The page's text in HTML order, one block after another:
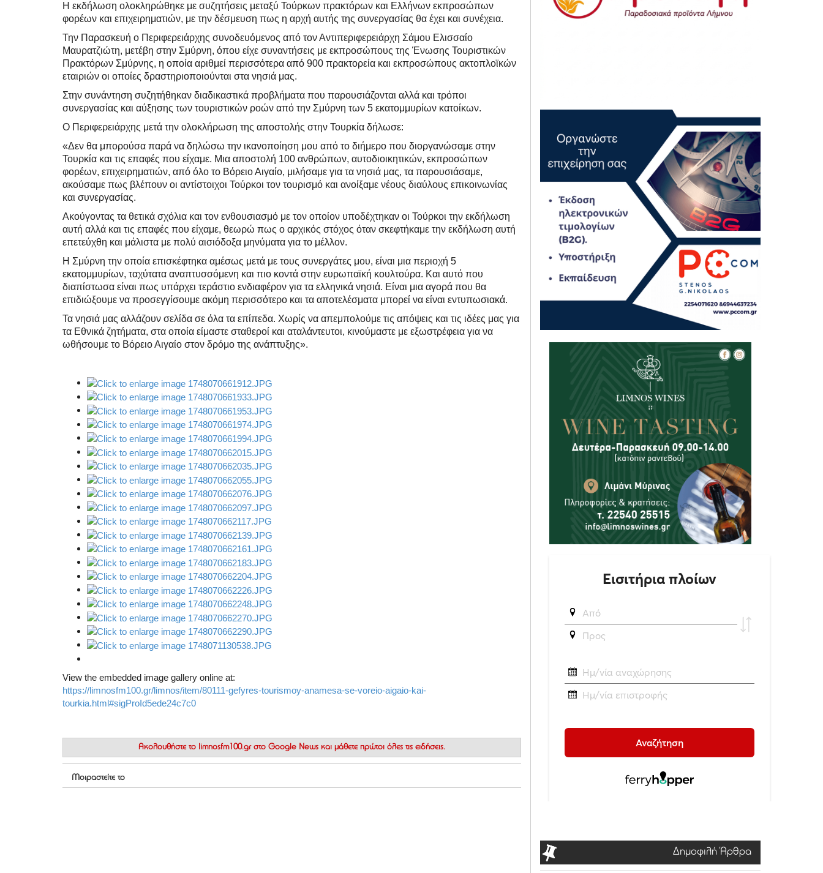
Η εκδήλωση ολοκληρώθηκε με συζητήσεις μεταξύ Τούρκων πρακτόρων και Ελλήνων εκπροσώπων
φορέων και επιχειρηματιών, με την δέσμευση πως η αρχή αυτής της συνεργασίας θα έχει και συνέχεια.
Την Παρασκευή ο Περιφερειάρχης συνοδευόμενος από τον Αντιπεριφερειάρχη Σάμου Ελισσαίο
Μαυρατζιώτη, μετέβη στην Σμύρνη, όπου είχε συναντήσεις με εκπροσώπους της Ένωσης Τουριστικών
Πρακτόρων Σμύρνης, η οποία αριθμεί περισσότερα από 900 πρακτορεία και εκπροσώπους ακτοπλοϊκών
εταιριών οι οποίες δραστηριοποιούνται στα νησιά μας.
Στην συνάντηση συζητήθηκαν διαδικαστικά προβλήματα που παρουσιάζονται αλλά και τρόποι
συνεργασίας και αύξησης των τουριστικών ροών από την Σμύρνη των 5 εκατομμυρίων κατοίκων.
Ο Περιφερειάρχης μετά την ολοκλήρωση της αποστολής στην Τουρκία δήλωσε:
«Δεν θα μπορούσα παρά να δηλώσω την ικανοποίηση μου από το διήμερο που διοργανώσαμε στην
Τουρκία και τις επαφές που είχαμε. Μια αποστολή 100 ανθρώπων, αυτοδιοικητικών, εκπροσώπων
φορέων, επιχειρηματιών, από όλο το Βόρειο Αιγαίο, μιλήσαμε για τα νησιά μας, τα παρουσιάσαμε,
ακούσαμε πως βλέπουν οι αντίστοιχοι Τούρκοι τον τουρισμό και ανοίξαμε νέους διαύλους επικοινωνίας
και συνεργασίας.
Ακούγοντας τα θετικά σχόλια και τον ενθουσιασμό με τον οποίον υποδέχτηκαν οι Τούρκοι την εκδήλωση
αυτή αλλά και τις επαφές που είχαμε, θεωρώ πως ο αρχικός στόχος όταν σκεφτήκαμε την εκδήλωση αυτή
επετεύχθη και μάλιστα με πολύ αισιόδοξα μηνύματα για το μέλλον.
Η Σμύρνη την οποία επισκέφτηκα αμέσως μετά με τους συνεργάτες μου, είναι μια περιοχή 5
εκατομμυρίων, ταχύτατα αναπτυσσόμενη και πιο κοντά στην ευρωπαϊκή κουλτούρα. Και αυτό που
διαπίστωσα είναι πως υπάρχει τεράστιο ενδιαφέρον για τα ελληνικά νησιά. Είναι μια αγορά που θα
επιδιώξουμε να προσεγγίσουμε ακόμη περισσότερο και τα αποτελέσματα μπορεί να είναι εντυπωσιακά.
Τα νησιά μας αλλάζουν σελίδα σε όλα τα επίπεδα. Χωρίς να απεμπολούμε τις απόψεις και τις ιδέες μας για
τα Εθνικά ζητήματα, στα οποία είμαστε σταθεροί και αταλάντευτοι, κινούμαστε με εξωστρέφεια για να
ωθήσουμε το Βόρειο Αιγαίο στον δρόμο της ανάπτυξης».
View the embedded image gallery online at:
https://limnosfm100.gr/limnos/item/80111-gefyres-tourismoy-anamesa-se-voreio-aigaio-kai-
tourkia.html#sigProId5ede24c7c0
Ακολουθήστε το limnosfm100.gr στο Google News και μάθετε πρώτοι όλες τις ειδήσεις.
Μοιραστείτε το
Δημοφιλή Άρθρα